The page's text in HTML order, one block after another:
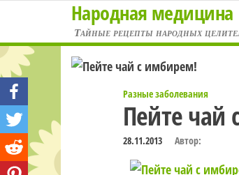
содержимому
Народная медицина
Тайные рецепты народных
Разные заболевания
Пейте чай
28.11.2013 Автор: